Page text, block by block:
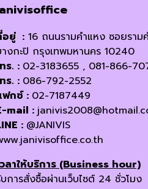
อยู่ : 16 ถนนรามคำแหง ซอยรา
งกะปิ กรุงเทพมหานคร 10240
ร. : 02-3183655 , 081-866-
ร. : 086-792-2552
กซ์ : 02-7187449
mail :
: @JANIVIS
ลาให้บริการ (Business hour)
การสั่งซื้อผ่านเว็บไซต์ 24 ชั่วโมง